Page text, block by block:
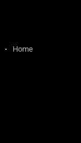
Home